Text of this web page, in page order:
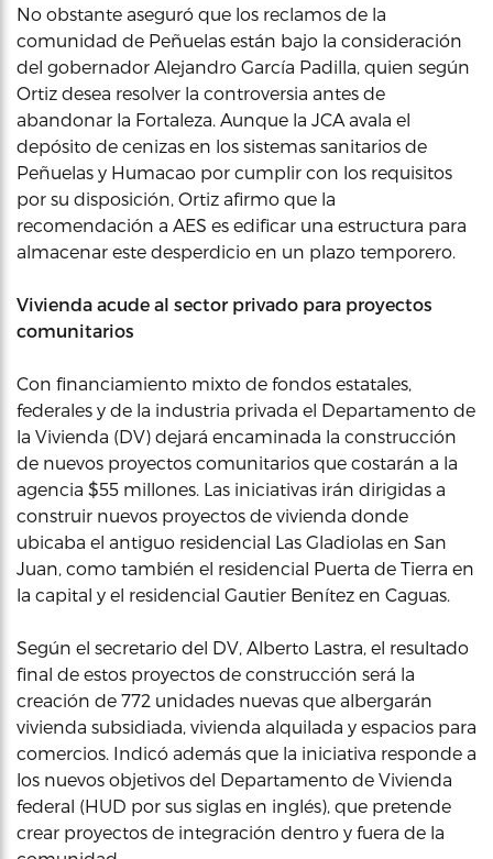
No obstante aseguró que los reclamos de la
comunidad de Peñuelas están bajo la consideración
del gobernador Alejandro García Padilla, quien según
Ortiz desea resolver la controversia antes de
abandonar la Fortaleza. Aunque la JCA avala el
depósito de cenizas en los sistemas sanitarios de
Peñuelas y Humacao por cumplir con los requisitos
por su disposición, Ortiz afirmo que la
recomendación a AES es edificar una estructura para
almacenar este desperdicio en un plazo temporero.
Vivienda acude al sector privado para proyectos
comunitarios
Con financiamiento mixto de fondos estatales,
federales y de la industria privada el Departamento de
la Vivienda (DV) dejará encaminada la construcción
de nuevos proyectos comunitarios que costarán a la
agencia $55 millones. Las iniciativas irán dirigidas a
construir nuevos proyectos de vivienda donde
ubicaba el antiguo residencial Las Gladiolas en San
Juan, como también el residencial Puerta de Tierra en
la capital y el residencial Gautier Benítez en Caguas.
Según el secretario del DV, Alberto Lastra, el resultado
final de estos proyectos de construcción será la
creación de 772 unidades nuevas que albergarán
vivienda subsidiada, vivienda alquilada y espacios para
comercios. Indicó además que la iniciativa responde a
los nuevos objetivos del Departamento de Vivienda
federal (HUD por sus siglas en inglés), que pretende
crear proyectos de integración dentro y fuera de la